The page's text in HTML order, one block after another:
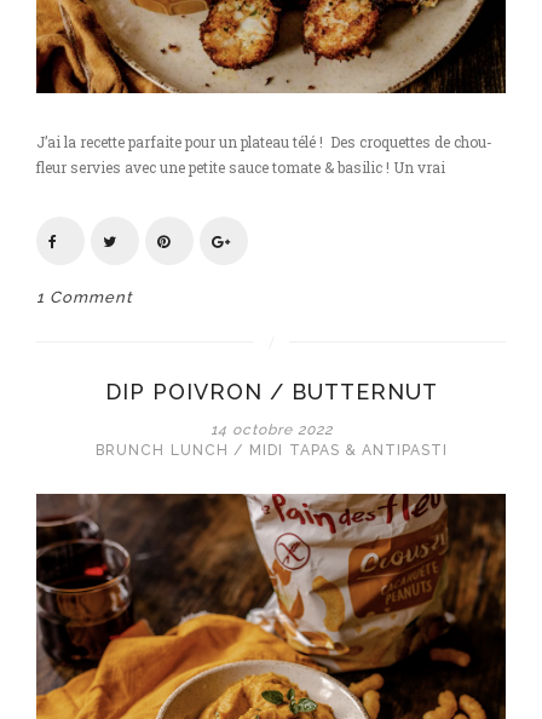
J’ai la recette parfaite pour un plateau télé ! Des croquettes de chou-
fleur servies avec une petite sauce tomate & basilic ! Un vrai
1 Comment
DIP POIVRON / BUTTERNUT
14 octobre 2022
BRUNCH
LUNCH / MIDI TAPAS & ANTIPASTI